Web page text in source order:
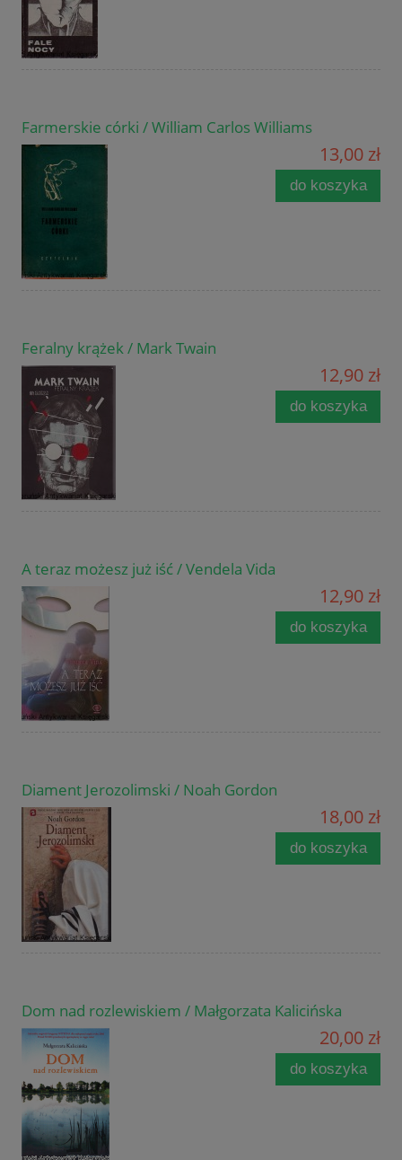
Farmerskie córki / William Carlos Williams
13,00 zł
do koszyka
Feralny krążek / Mark Twain
12,90 zł
do koszyka
A teraz możesz już iść / Vendela Vida
12,90 zł
do koszyka
Diament Jerozolimski / Noah Gordon
18,00 zł
do koszyka
Dom nad rozlewiskiem / Małgorzata Kalicińska
20,00 zł
do koszyka